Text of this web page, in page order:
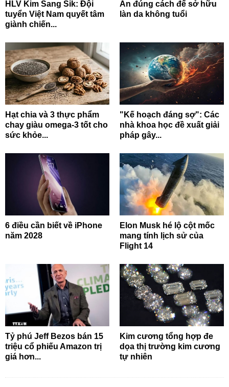
HLV Kim Sang Sik: Đội
tuyển Việt Nam quyết tâm
giành chiến...
Ăn đúng cách để sở hữu
làn da không tuổi
Hạt chia và 3 thực phẩm
chay giàu omega-3 tốt cho
sức khỏe...
"Kế hoạch đáng sợ": Các
nhà khoa học đề xuất giải
pháp gây...
6 điều cần biết về iPhone
năm 2028
Elon Musk hé lộ cột mốc
mang tính lịch sử của
Flight 14
Tỷ phú Jeff Bezos bán 15
triệu cổ phiếu Amazon trị
giá hơn...
Kim cương tổng hợp đe
dọa thị trường kim cương
tự nhiên